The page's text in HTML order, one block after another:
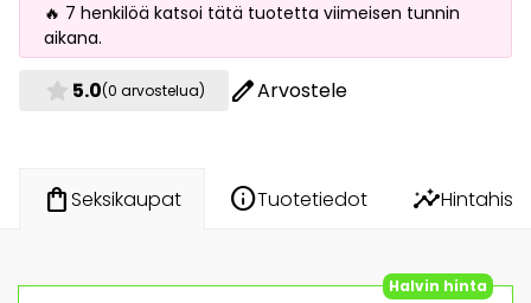
🔥 7 henkilöä katsoi tätä tuotetta viimeisen tunnin
aikana.
star 5.0(0 arvostelua) editArvostele
shopping_bagSeksikaupat infoTuotetiedot insights
Halvin hinta